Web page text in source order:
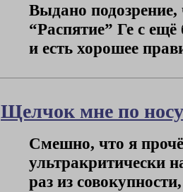
Выдано подозрение,
“Распятие” Ге с
и есть хорошее
Щелчок мне по
Смешно, что я
ультракритически
раз из